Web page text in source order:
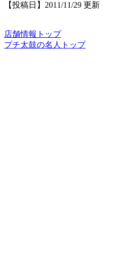
【投稿日】2011/11/29 更新
店舗情報トップ
プチ太鼓の名人トップ